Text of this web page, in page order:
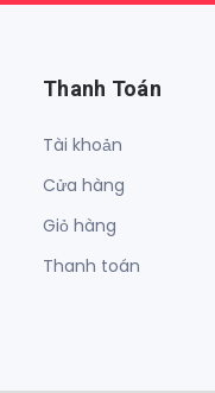
Thanh Toán
Tài khoản
Cửa hàng
Giỏ hàng
Thanh toán